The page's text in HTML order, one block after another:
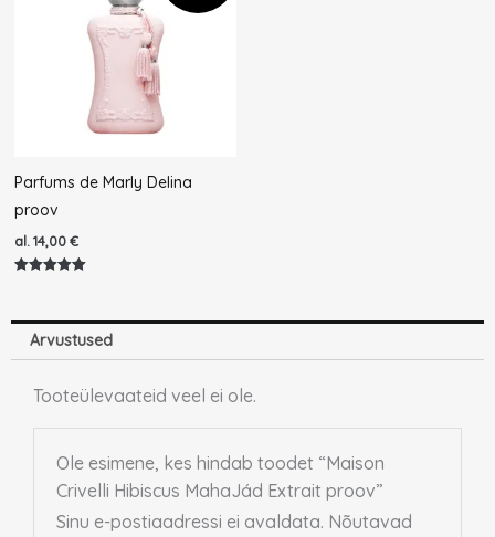
Parfums de Marly Delina
proov
al.14,00€
Arvustused
Tooteülevaateid veel ei ole.
Ole esimene, kes hindab toodet “Maison
Crivelli Hibiscus MahaJád Extrait proov”
Sinu e-postiaadressi ei avaldata. Nõutavad